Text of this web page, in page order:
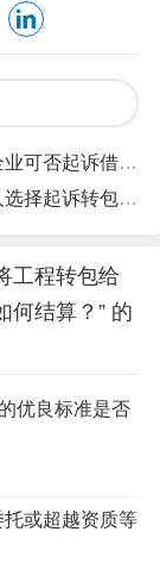
公司要求承担责任？
不能追加发包人为当事人？
工程转包给
何结算？” 的
优良标准是否
托或超越资质等